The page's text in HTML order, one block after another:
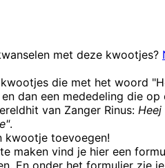
met deze kwootjes?
die met het woord
dan een mededeling die op
van Zanger Rinus:
.
kwootje toevoegen!
maken vind je hier een
En onder het formulier zie